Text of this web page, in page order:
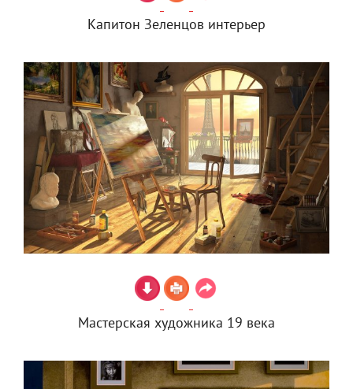
Капитон Зеленцов интерьер
Мастерская художника 19 века